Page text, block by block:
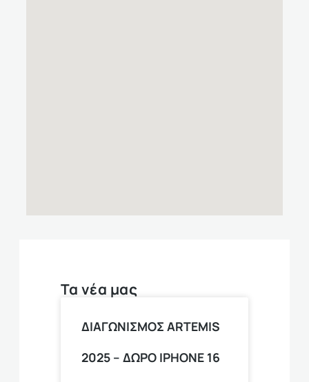
Τα νέα μας
ΔΙΑΓΩΝΙΣΜΟΣ ARTEMIS
2025 – ΔΩΡΟ ΙPHONE 16